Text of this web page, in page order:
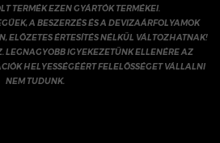
TERMÉK EZEN GYÁRTÓK TERMÉKEI.
A BESZERZÉS ÉS A DEVIZAÁRFOLYAMOK
ELŐZETES ÉRTESÍTÉS NÉLKÜL VÁLTOZHATNAK!
IGYEKEZETÜNK ELLENÉRE AZ
HELYESSÉGÉÉRT FELELŐSSÉGET VÁLLALNI
NEM TUDUNK.